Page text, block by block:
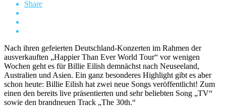
Share
Nach ihren gefeierten Deutschland-Konzerten im Rahmen der
ausverkauften „Happier Than Ever World Tour“ vor wenigen
Wochen geht es für Billie Eilish demnächst nach Neuseeland,
Australien und Asien. Ein ganz besonderes Highlight gibt es aber
schon heute: Billie Eilish hat zwei neue Songs veröffentlicht! Zum
einen den bereits live präsentierten und sehr beliebten Song „TV“
sowie den brandneuen Track „The 30th.“